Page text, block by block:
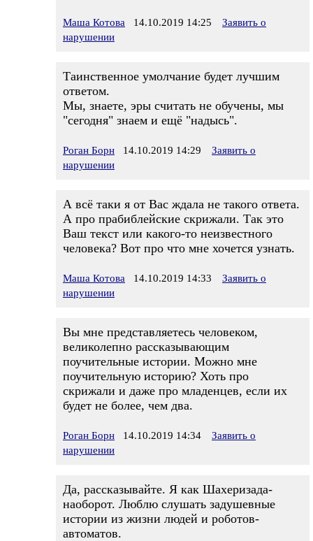
Маша Котова 14.10.2019 14:25
Заявить о
нарушении
Таинственное умолчание будет лучшим
ответом.
Мы, знаете, эры считать не обучены, мы
"сегодня" знаем и ещё "надысь".
Роган Борн 14.10.2019 14:29
Заявить о
нарушении
А всё таки я от Вас ждала не такого ответа.
А про прабиблейские скрижали. Так это
Ваш текст или какого-то неизвестного
человека? Вот про что мне хочется узнать.
Маша Котова 14.10.2019 14:33
Заявить о
нарушении
Вы мне представляетесь человеком,
великолепно рассказывающим
поучительные истории. Можно мне
поучительную историю? Хоть про
скрижали и даже про младенцев, если их
будет не более, чем два.
Роган Борн 14.10.2019 14:34
Заявить о
нарушении
Да, рассказывайте. Я как Шахеризада-
наоборот. Люблю слушать задушевные
истории из жизни людей и роботов-
автоматов.